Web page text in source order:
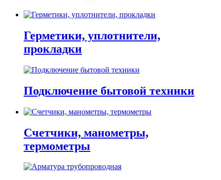
Герметики, уплотнители,
прокладки
Подключение бытовой техники
Счетчики, манометры,
термометры